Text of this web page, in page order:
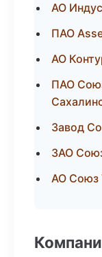
АО
ПАО
АО
ПАО
Завод
ЗАО
АО Союз